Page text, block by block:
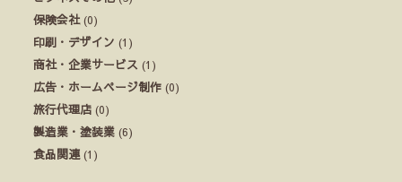
保険会社(0)
印刷・デザイン (1)
商社・企業サービス (1)
広告・ホームページ制作 (0)
旅行代理店 (0)
製造業・塗装業 (6)
食品関連 (1)